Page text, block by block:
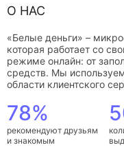
О НАС
«Белые деньги» –
которая работает со
режиме онлайн: от
средств. Мы
области клиентского
78%
рекомендуют друзьям
и знакомым